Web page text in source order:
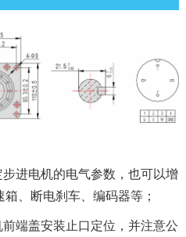
进电机的电气参数，也可以增
、断电刹车、编码器等；
端盖安装止口定位，并注意公